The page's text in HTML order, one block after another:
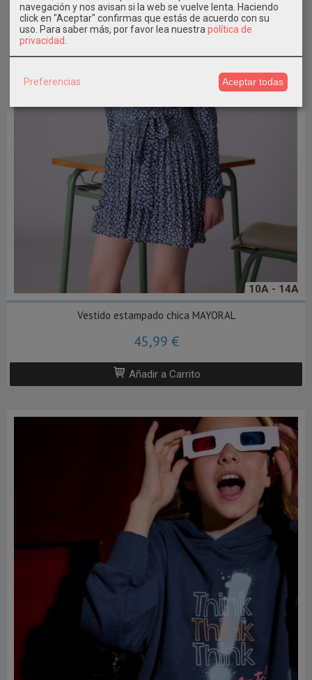
10A - 14A
Vestido estampado chica MAYORAL
45,99 €
Añadir a Carrito
navegación y nos avisan si la web se vuelve lenta. Haciendo
click en "Aceptar" confirmas que estás de acuerdo con su
uso. Para saber más, por favor lea nuestra política de
privacidad
Preferencias Aceptar todas